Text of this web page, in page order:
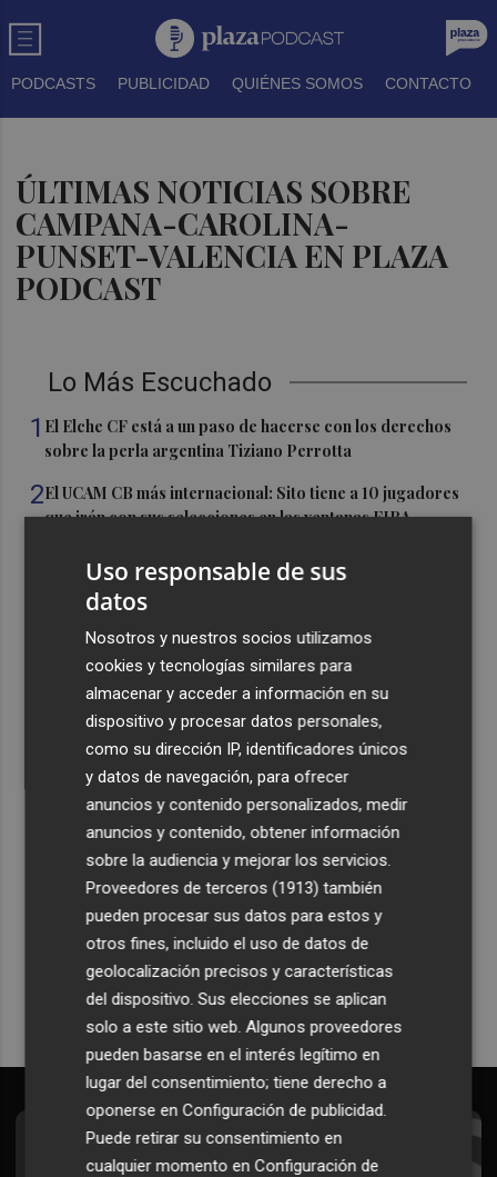
PODCASTS PUBLICIDAD QUIÉNES SOMOS CONTACTO
ÚLTIMAS NOTICIAS SOBRE
CAMPANA-CAROLINA-
PUNSET-VALENCIA EN PLAZA
PODCAST
Lo Más Escuchado
1 El Elche CF está a un paso de hacerse con los derechos
sobre la perla argentina Tiziano Perrotta
2El UCAM CB más internacional: Sito tiene a 10 jugadores
que irán con sus selecciones en las ventanas FIBA
La Región de Murcia es la cuarta provincia que más
exporta a África: Marruecos, el primer destino
La Región de Murcia celebra la Semana de la Juventud
con cinco días de actividades
El coste de la vivienda: 1.338 € netos al mes, el salario
mínimo para poder comprar una vivienda en Castellón
Recibe toda la actualidad de
Plaza Podcast en tu correo
Quiero suscribirme
Suscríbete al Boletín
Uso responsable de sus
datos
Nosotros y nuestros socios utilizamos
cookies y tecnologías similares para
almacenar y acceder a información en su
dispositivo y procesar datos personales,
como su dirección IP, identificadores únicos
y datos de navegación, para ofrecer
anuncios y contenido personalizados, medir
anuncios y contenido, obtener información
sobre la audiencia y mejorar los servicios.
Proveedores de terceros (1913) también
pueden procesar sus datos para estos y
otros fines, incluido el uso de datos de
geolocalización precisos y características
del dispositivo. Sus elecciones se aplican
solo a este sitio web. Algunos proveedores
pueden basarse en el interés legítimo en
lugar del consentimiento; tiene derecho a
oponerse enConfiguración de publicidad
Puede retirar su consentimiento en
cualquier momento enConfiguración de